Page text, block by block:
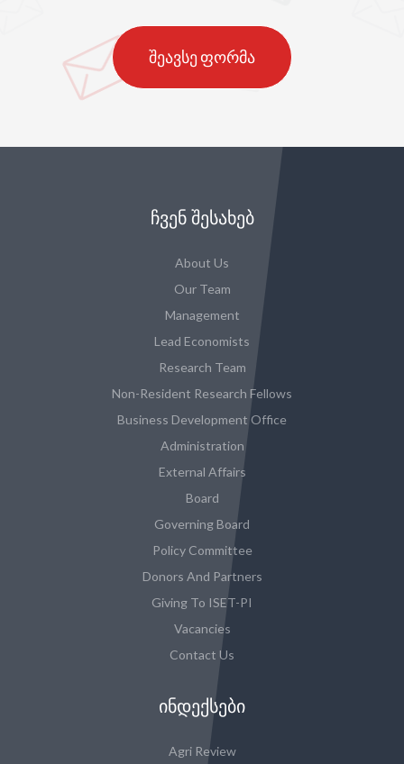
შეავსე ფორმა
ᲩᲕᲔᲜ ᲨᲔᲡᲐᲮᲔᲑ
About Us
Our Team
Management
Lead Economists
Research Team
Non-Resident Research Fellows
Business Development Office
Administration
External Affairs
Board
Governing Board
Policy Committee
Donors And Partners
Giving To ISET-PI
Vacancies
Contact Us
ᲘᲜᲓᲔᲥᲡᲔᲑᲘ
Agri Review